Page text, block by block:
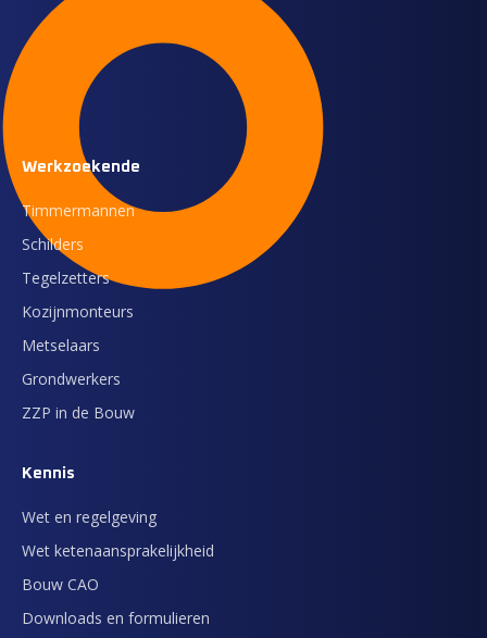
Werkzoekende
Timmermannen
Schilders
Tegelzetters
Kozijnmonteurs
Metselaars
Grondwerkers
ZZP in de Bouw
Kennis
Wet en regelgeving
Wet ketenaansprakelijkheid
Bouw CAO
Downloads en formulieren